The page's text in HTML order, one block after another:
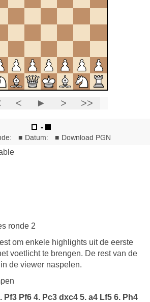
ronde 2
om enkele highlights uit de eerste
voetlicht te brengen. De rest van de
de viewer naspelen.
Pf3 Pf6 4. Pc3 dxc4 5. a4 Lf5 6. Ph4